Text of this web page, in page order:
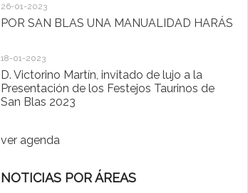
26-01-2023
POR SAN BLAS UNA MANUALIDAD HARÁS
18-01-2023
D. Victorino Martín, invitado de lujo a la
Presentación de los Festejos Taurinos de
San Blas 2023
ver agenda
NOTICIAS POR ÁREAS